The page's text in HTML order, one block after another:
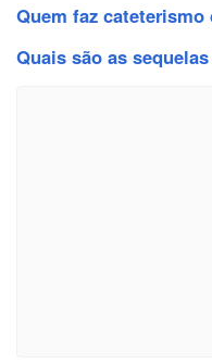
Quem faz
Quais são as